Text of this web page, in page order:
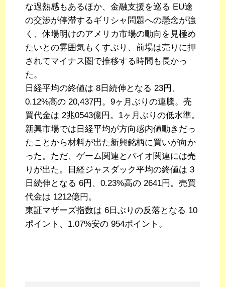
な過熱感もあるほか、金融支援を巡る EU途
の交渉が停滞するギリシャ問題への懸念が強
く、休場明けのアメリカ市場の動向を見極め
たいとの雰囲気もくすぶり、前場は売りに押
されてマイナス圏で推移する時間も長かっ
た。
日経平均の終値は 8日続伸となる 23円、
0.12%高の 20,437円。9ヶ月ぶりの連騰。売
買代金は 2兆0543億円。1ヶ月ぶりの低水準。
新興市場では日経平均が方向感内値動きだっ
たことから材料が出た新興銘柄に買いが向か
った。ただ、ゲーム関連とバイオ関連には売
りが出た。日経ジャスダック平均の終値は 3
日続伸となる 6円、0.23%高の 2641円。売買
代金は 1212億円。
東証マザーズ指数は 6日ぶりの反落となる 10
ポイント、1.07%安の 954ポイント。